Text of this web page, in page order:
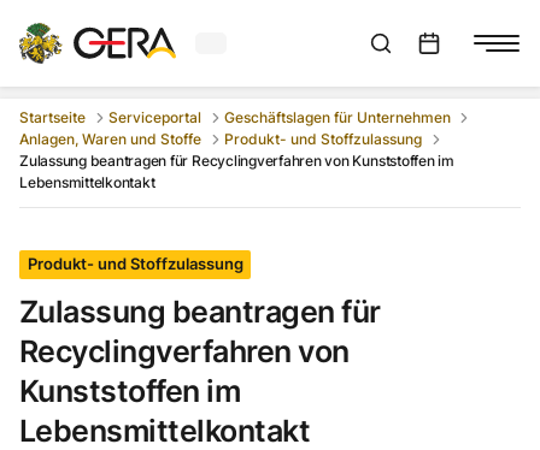
Aktuelles Wetter in GeraSuchleiste anzeigen
Startseite Serviceportal
Geschäftslagen für Unternehmen
Anlagen, Waren und Stoffe
Produkt- und Stoffzulassung
Zulassung beantragen für Recyclingverfahren von Kunststoffen im
Lebensmittelkontakt
Produkt- und Stoffzulassung
Zulassung beantragen für
Recyclingverfahren von
Kunststoffen im
Lebensmittelkontakt